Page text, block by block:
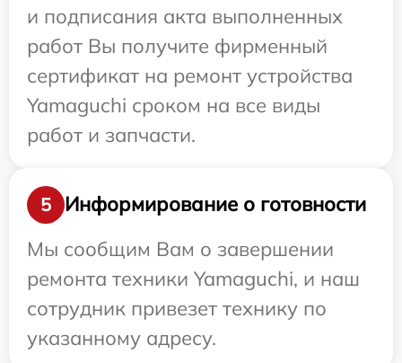
и подписания акта выполненных
работ Вы получите фирменный
сертификат на ремонт устройства
Yamaguchi сроком на все виды
работ и запчасти.
5
Информирование о готовности
Мы сообщим Вам о завершении
ремонта техники Yamaguchi, и наш
сотрудник привезет технику по
указанному адресу.